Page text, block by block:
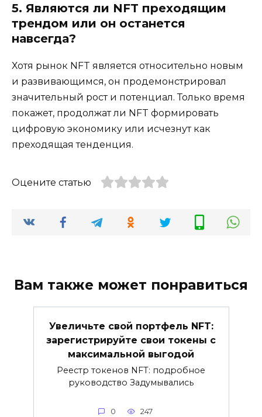
5. Являются ли NFT преходящим
трендом или он останется
навсегда?
Хотя рынок NFT является относительно новым
и развивающимся, он продемонстрировал
значительный рост и потенциал. Только время
покажет, продолжат ли NFT формировать
цифровую экономику или исчезнут как
преходящая тенденция.
Оцените статью
Вам также может понравиться
Увеличьте свой портфель NFT:
зарегистрируйте свои токены с
максимальной выгодой
Реестр токенов NFT: подробное
руководство Задумывались
0 247